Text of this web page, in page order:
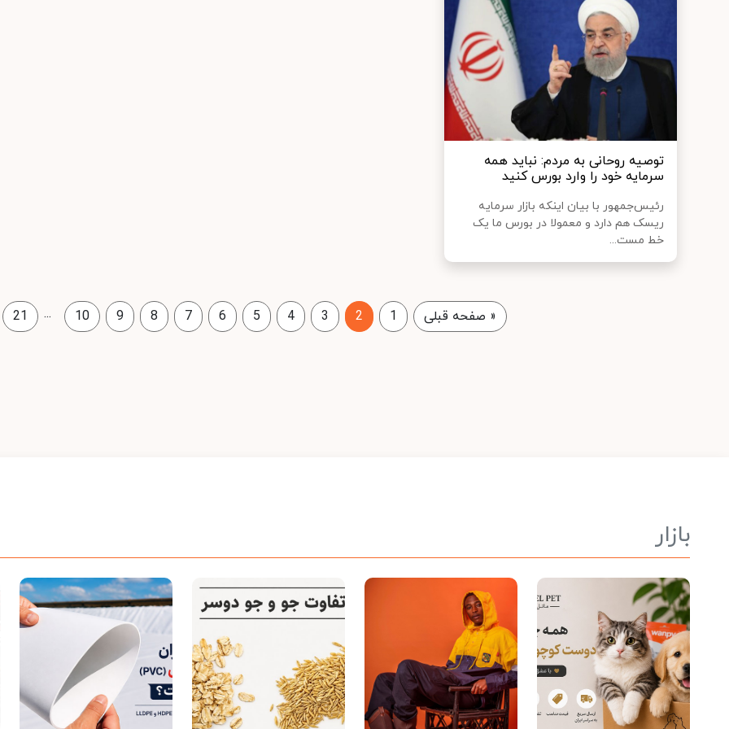
توصیه روحانی به مردم: نباید همه
سرمایه‌ خود را وارد بورس کنید
رئیس‌جمهور با بیان اینکه بازار سرمایه
ریسک هم دارد و معمولا در بورس ما یک
خط مست...
« صفحه قبلی 1
2
3
4
5
6
7
8
9
10
...
21
بازار